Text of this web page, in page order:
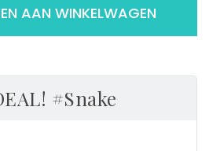
AAN WINKELWAGEN
#Snake